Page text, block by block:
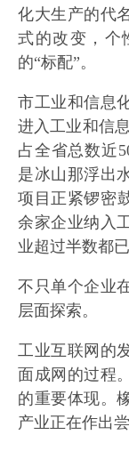
化大生产的代
式的改变，个
的“标配”。
市工业和信息
进入工业和信
占全省总数近
是冰山那浮出
项目正紧锣密
余家企业纳入
业超过半数都
不只单个企业
层面探索。
工业互联网的
面成网的过程
的重要体现。
产业正在作出尝